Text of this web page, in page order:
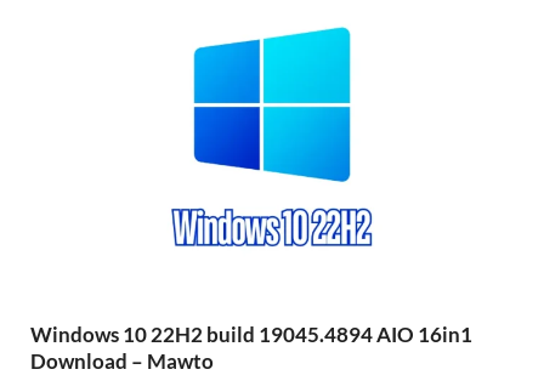
Windows 10 22H2 build 19045.4894 AIO 16in1
Download – Mawto